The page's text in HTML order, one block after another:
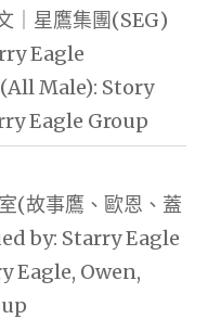
｜星鷹集團(SEG)
Eagle
Male): Story
Eagle Group
(故事鷹、歐恩、蓋
by: Starry Eagle
Eagle, Owen,